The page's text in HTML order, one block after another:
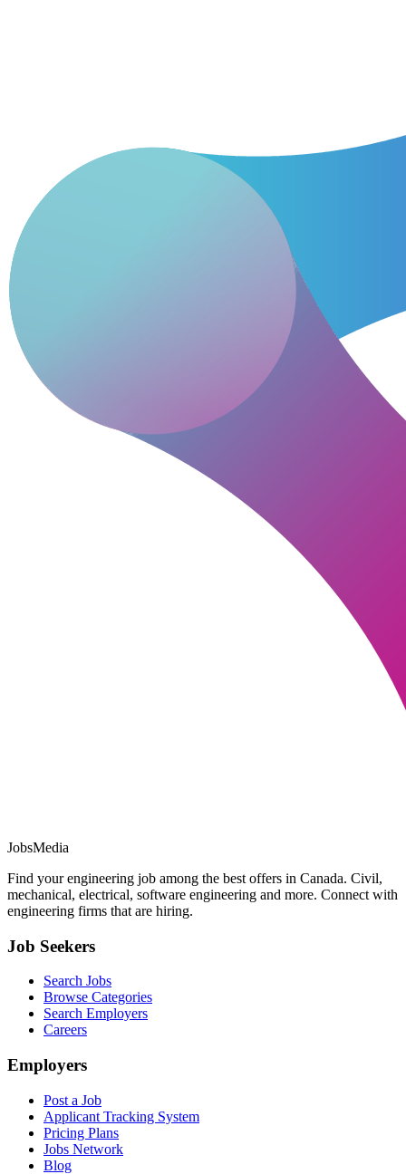
JobsMedia
Find your engineering job among the best offers in Canada. Civil,
mechanical, electrical, software engineering and more. Connect with
engineering firms that are hiring.
Job Seekers
Search Jobs
Browse Categories
Search Employers
Careers
Employers
Post a Job
Applicant Tracking System
Pricing Plans
Jobs Network
Blog